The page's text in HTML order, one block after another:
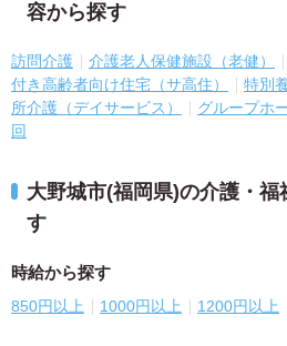
容から探す
訪問介護 介護老人保健施設（老健）
付き高齢者向け住宅（サ高住）
特別
所介護（デイサービス）
グループホ
回
大野城市(福岡県)の介護・
す
時給から探す
850円以上 1000円以上 1200円以上